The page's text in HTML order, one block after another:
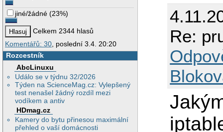
jiné/žádné (23%)
Celkem 2344 hlasů
Komentářů: 30 , poslední 3.4. 20:20
Rozcestník
AbcLinuxu
Událo se v týdnu 32/2026
Týden na ScienceMag.cz: Vylepšený
test nenašel žádný rozdíl mezi
vodíkem a antiv
HDmag.cz
Kamery do bytu přinesou maximální
přehled o vaší domácnosti
Re: